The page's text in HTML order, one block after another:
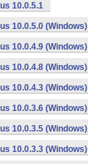
10.0.5.1
10.0.5.0 (Windows)
10.0.4.9 (Windows)
10.0.4.8 (Windows)
10.0.4.3 (Windows)
10.0.3.6 (Windows)
10.0.3.5 (Windows)
10.0.3.3 (Windows)